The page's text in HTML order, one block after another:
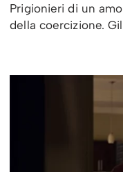
Prigionieri di un
della coercizione.